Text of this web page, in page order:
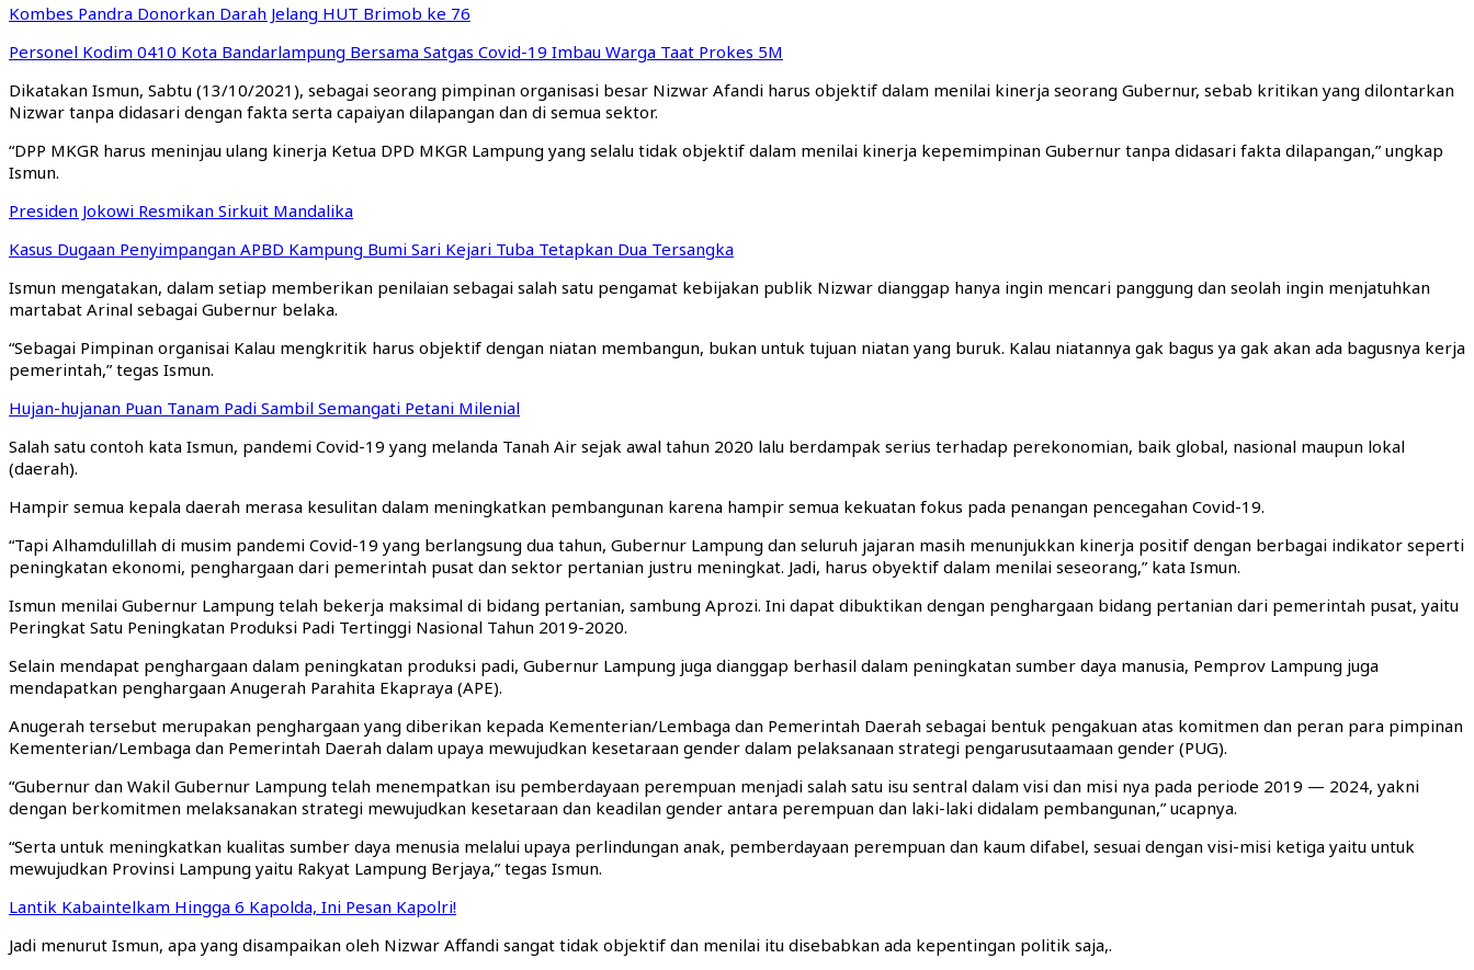
Kombes Pandra Donorkan Darah Jelang HUT Brimob ke 76
Personel Kodim 0410 Kota Bandarlampung Bersama Satgas Covid-19 Imbau Warga Taat Prokes 5M
Dikatakan Ismun, Sabtu (13/10/2021), sebagai seorang pimpinan organisasi besar Nizwar Afandi harus objektif dalam menilai kinerja seorang Gubernur, sebab kritikan yang dilontarkan
Nizwar tanpa didasari dengan fakta serta capaiyan dilapangan dan di semua sektor.
“DPP MKGR harus meninjau ulang kinerja Ketua DPD MKGR Lampung yang selalu tidak objektif dalam menilai kinerja kepemimpinan Gubernur tanpa didasari fakta dilapangan,” ungkap
Ismun.
Presiden Jokowi Resmikan Sirkuit Mandalika
Kasus Dugaan Penyimpangan APBD Kampung Bumi Sari Kejari Tuba Tetapkan Dua Tersangka
Ismun mengatakan, dalam setiap memberikan penilaian sebagai salah satu pengamat kebijakan publik Nizwar dianggap hanya ingin mencari panggung dan seolah ingin menjatuhkan
martabat Arinal sebagai Gubernur belaka.
“Sebagai Pimpinan organisai Kalau mengkritik harus objektif dengan niatan membangun, bukan untuk tujuan niatan yang buruk. Kalau niatannya gak bagus ya gak akan ada bagusnya kerja
pemerintah,” tegas Ismun.
Hujan-hujanan Puan Tanam Padi Sambil Semangati Petani Milenial
Salah satu contoh kata Ismun, pandemi Covid-19 yang melanda Tanah Air sejak awal tahun 2020 lalu berdampak serius terhadap perekonomian, baik global, nasional maupun lokal
(daerah).
Hampir semua kepala daerah merasa kesulitan dalam meningkatkan pembangunan karena hampir semua kekuatan fokus pada penangan pencegahan Covid-19.
“Tapi Alhamdulillah di musim pandemi Covid-19 yang berlangsung dua tahun, Gubernur Lampung dan seluruh jajaran masih menunjukkan kinerja positif dengan berbagai indikator seperti
peningkatan ekonomi, penghargaan dari pemerintah pusat dan sektor pertanian justru meningkat. Jadi, harus obyektif dalam menilai seseorang,” kata Ismun.
Ismun menilai Gubernur Lampung telah bekerja maksimal di bidang pertanian, sambung Aprozi. Ini dapat dibuktikan dengan penghargaan bidang pertanian dari pemerintah pusat, yaitu
Peringkat Satu Peningkatan Produksi Padi Tertinggi Nasional Tahun 2019-2020.
Selain mendapat penghargaan dalam peningkatan produksi padi, Gubernur Lampung juga dianggap berhasil dalam peningkatan sumber daya manusia, Pemprov Lampung juga
mendapatkan penghargaan Anugerah Parahita Ekapraya (APE).
Anugerah tersebut merupakan penghargaan yang diberikan kepada Kementerian/Lembaga dan Pemerintah Daerah sebagai bentuk pengakuan atas komitmen dan peran para pimpinan
Kementerian/Lembaga dan Pemerintah Daerah dalam upaya mewujudkan kesetaraan gender dalam pelaksanaan strategi pengarusutaamaan gender (PUG).
“Gubernur dan Wakil Gubernur Lampung telah menempatkan isu pemberdayaan perempuan menjadi salah satu isu sentral dalam visi dan misi nya pada periode 2019 — 2024, yakni
dengan berkomitmen melaksanakan strategi mewujudkan kesetaraan dan keadilan gender antara perempuan dan laki-laki didalam pembangunan,” ucapnya.
“Serta untuk meningkatkan kualitas sumber daya menusia melalui upaya perlindungan anak, pemberdayaan perempuan dan kaum difabel, sesuai dengan visi-misi ketiga yaitu untuk
mewujudkan Provinsi Lampung yaitu Rakyat Lampung Berjaya,” tegas Ismun.
Lantik Kabaintelkam Hingga 6 Kapolda, Ini Pesan Kapolri!
Jadi menurut Ismun, apa yang disampaikan oleh Nizwar Affandi sangat tidak objektif dan menilai itu disebabkan ada kepentingan politik saja,.